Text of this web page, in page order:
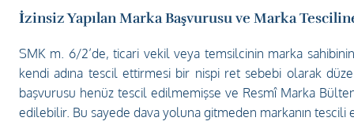
İzinsiz Yapılan Marka Başvurusu ve Marka
SMK m. 6/2’de, ticari vekil veya temsilcinin marka
kendi adına tescil ettirmesi bir nispi ret sebebi olarak
başvurusu henüz tescil edilmemişse ve Resmî Marka
edilebilir. Bu sayede dava yoluna gitmeden markanın